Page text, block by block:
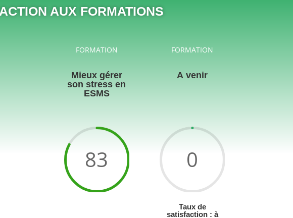
AUX FORMATIONS
FORMATION
Mieux gérer
son stress en
ESMS
83
FORMATION
A venir
0
Taux de
satisfaction : à